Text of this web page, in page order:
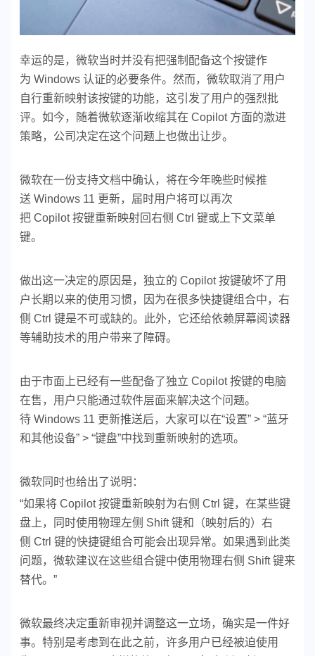
幸运的是，微软当时并没有把强制配备这个按键作
为 Windows 认证的必要条件。然而，微软取消了用户
自行重新映射该按键的功能，这引发了用户的强烈批
评。如今，随着微软逐渐收缩其在 Copilot 方面的激进
策略，公司决定在这个问题上也做出让步。
微软在一份支持文档中确认，将在今年晚些时候推
送 Windows 11 更新，届时用户将可以再次
把 Copilot 按键重新映射回右侧 Ctrl 键或上下文菜单
键。
做出这一决定的原因是，独立的 Copilot 按键破坏了用
户长期以来的使用习惯，因为在很多快捷键组合中，右
侧 Ctrl 键是不可或缺的。此外，它还给依赖屏幕阅读器
等辅助技术的用户带来了障碍。
由于市面上已经有一些配备了独立 Copilot 按键的电脑
在售，用户只能通过软件层面来解决这个问题。
待 Windows 11 更新推送后，大家可以在“设置” > “蓝牙
和其他设备” > “键盘”中找到重新映射的选项。
微软同时也给出了说明：
“如果将 Copilot 按键重新映射为右侧 Ctrl 键，在某些键
盘上，同时使用物理左侧 Shift 键和（映射后的）右
侧 Ctrl 键的快捷键组合可能会出现异常。如果遇到此类
问题，微软建议在这些组合键中使用物理右侧 Shift 键来
替代。”
微软最终决定重新审视并调整这一立场，确实是一件好
事。特别是考虑到在此之前，许多用户已经被迫使用